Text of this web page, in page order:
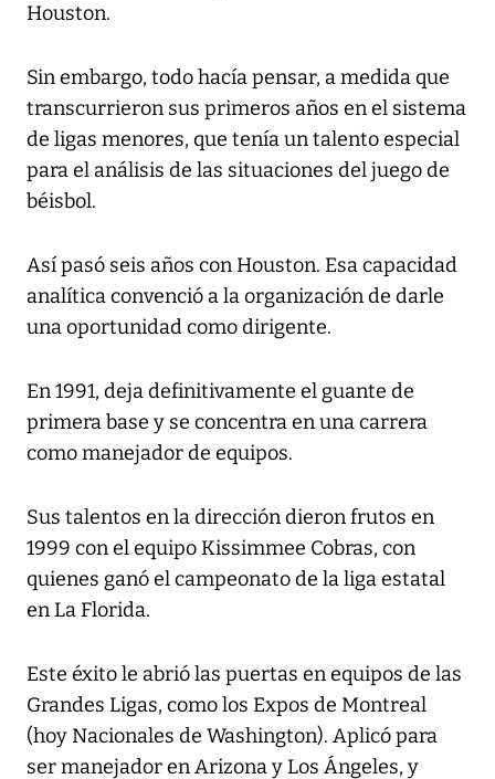
Houston.
Sin embargo, todo hacía pensar, a medida que
transcurrieron sus primeros años en el sistema
de ligas menores, que tenía un talento especial
para el análisis de las situaciones del juego de
béisbol.
Así pasó seis años con Houston. Esa capacidad
analítica convenció a la organización de darle
una oportunidad como dirigente.
En 1991, deja definitivamente el guante de
primera base y se concentra en una carrera
como manejador de equipos.
Sus talentos en la dirección dieron frutos en
1999 con el equipo Kissimmee Cobras, con
quienes ganó el campeonato de la liga estatal
en La Florida.
Este éxito le abrió las puertas en equipos de las
Grandes Ligas, como los Expos de Montreal
(hoy Nacionales de Washington). Aplicó para
ser manejador en Arizona y Los Ángeles, y